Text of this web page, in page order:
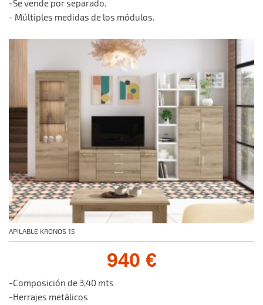
-Se vende por separado.
- Múltiples medidas de los módulos.
APILABLE KRONOS 15
940 €
-Composición de 3,40 mts
-Herrajes metálicos